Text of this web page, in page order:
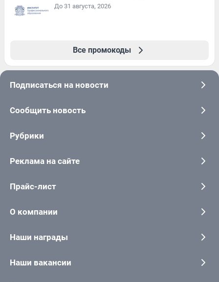
До 31 августа, 2026
Все промокоды
Подписаться на новости
Сообщить новость
Рубрики
Реклама на сайте
Прайс-лист
О компании
Наши награды
Наши вакансии